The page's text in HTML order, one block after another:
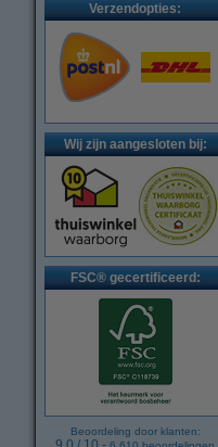
Verzendopties:
Wij zijn aangesloten bij:
FSC® gecertificeerd:
Beoordeling door klanten: